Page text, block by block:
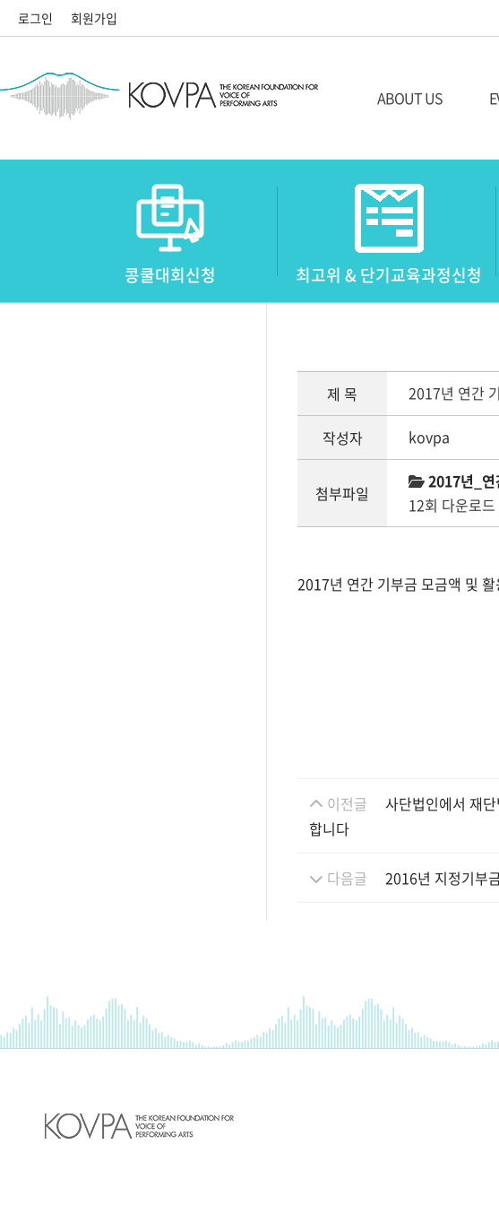
로그인 회원가입
ABOUT US
설립취지
정관
이사진소개
학술
신청
공지
콩쿨대회신청 최고위 & 단기교육과정신청
제 목 2017년 연간
작성자 kovpa
첨부파일
12회 다운로
2017년 연간 기부금 모금액 및
이전글
사단법인에서 재
합니다
다음글 2016년 지정기부